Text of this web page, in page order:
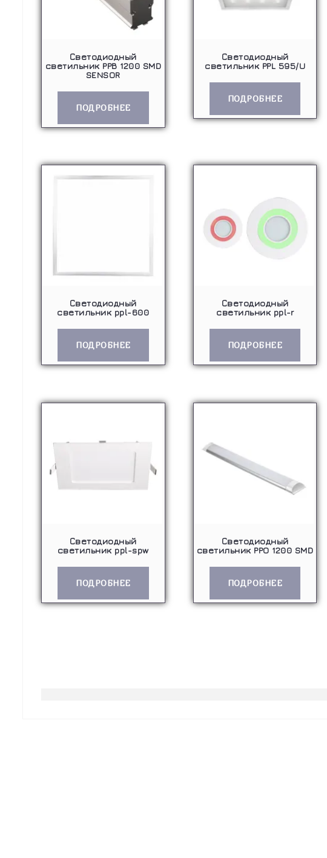
Светодиодный
светильник PPB 1200 SMD
SENSOR
ПОДРОБНЕЕ
Светодиодный
светильник PPL 595/U
ПОДРОБНЕЕ
Светодиодный
светильник ppl-600
ПОДРОБНЕЕ
Светодиодный
светильник ppl-r
ПОДРОБНЕЕ
Светодиодный
светильник ppl-spw
ПОДРОБНЕЕ
Светодиодный
светильник PPO 1200 SMD
ПОДРОБНЕЕ